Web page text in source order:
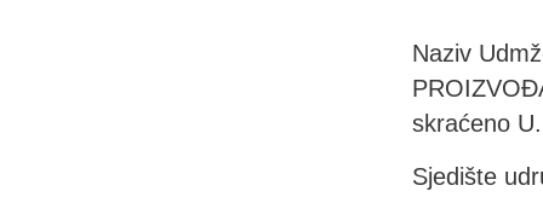
Naziv
skraćeno
Sjedište